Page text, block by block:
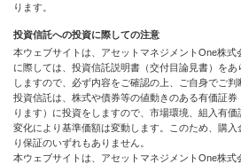
ります。
投資信託への投資に際しての注意
本ウェブサイトは、アセットマネジメントOne株式
に際しては、投資信託説明書（交付目論見書）を
しますので、必ず内容をご確認の上、ご自身でご判
投資信託は、株式や債券等の値動きのある有価証
ります）に投資をしますので、市場環境、組入有
変化により基準価額は変動します。このため、購
り保証のいずれもありません。
本ウェブサイトは、アセットマネジメントOne株式